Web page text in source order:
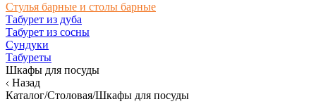
Стулья барные и столы барные
Табурет из дуба
Табурет из сосны
Сундуки
Табуреты
Шкафы для посуды
Назад
Каталог/Столовая/Шкафы для посуды